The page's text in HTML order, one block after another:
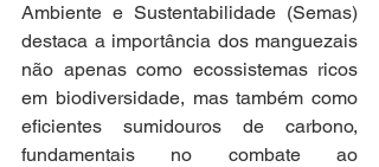
Ambiente e Sustentabilidade (Semas)
destaca a importância dos manguezais
não apenas como ecossistemas ricos
em biodiversidade, mas também como
eficientes sumidouros de carbono,
fundamentais no combate ao